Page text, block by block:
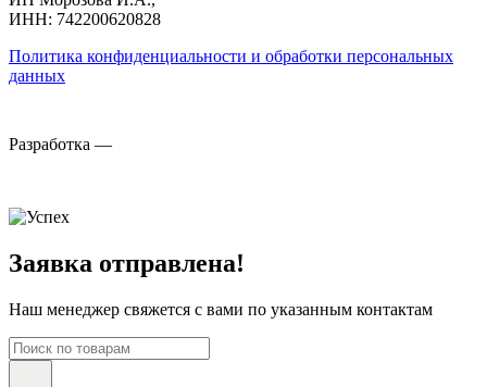
ИНН: 742200620828
Политика конфиденциальности и обработки персональных
данных
Разработка —
Заявка отправлена!
Наш менеджер свяжется с вами по указанным контактам